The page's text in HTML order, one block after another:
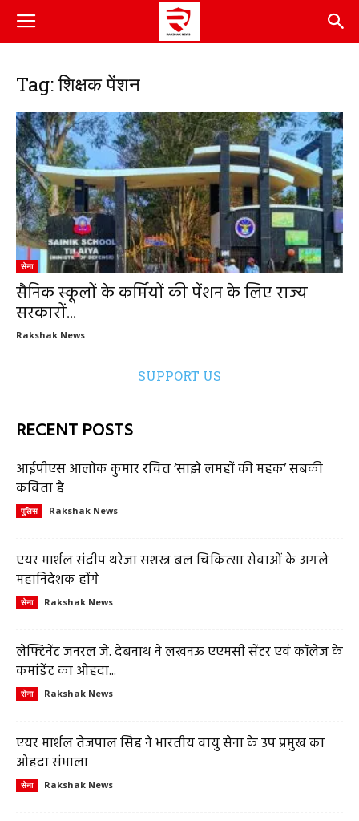
Tag: शिक्षक पेंशन
सेना
सैनिक स्कूलों के कर्मियों की पेंशन के लिए राज्य
सरकारों...
Rakshak News
SUPPORT US
RECENT POSTS
आईपीएस आलोक कुमार रचित ‘साझे लमहों की महक’ सबकी
कविता है
पुलिस Rakshak News
एयर मार्शल संदीप थरेजा सशस्त्र बल चिकित्सा सेवाओं के अगले
महानिदेशक होंगे
सेना Rakshak News
लेफ्टिनेंट जनरल जे. देबनाथ ने लखनऊ एएमसी सेंटर एवं कॉलेज के
कमांडेंट का ओहदा...
सेना Rakshak News
एयर मार्शल तेजपाल सिंह ने भारतीय वायु सेना के उप प्रमुख का
ओहदा संभाला
सेना Rakshak News